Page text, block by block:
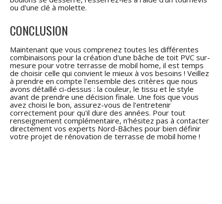
ou d'une clé à molette.
CONCLUSION
Maintenant que vous comprenez toutes les différentes
combinaisons pour la création d'une bâche de toit PVC sur-
mesure pour votre terrasse de mobil home, il est temps
de choisir celle qui convient le mieux à vos besoins ! Veillez
à prendre en compte l'ensemble des critères que nous
avons détaillé ci-dessus : la couleur, le tissu et le style
avant de prendre une décision finale. Une fois que vous
avez choisi le bon, assurez-vous de l'entretenir
correctement pour qu'il dure des années. Pour tout
renseignement complémentaire, n'hésitez pas à contacter
directement vos experts Nord-Bâches pour bien définir
votre projet de rénovation de terrasse de mobil home !